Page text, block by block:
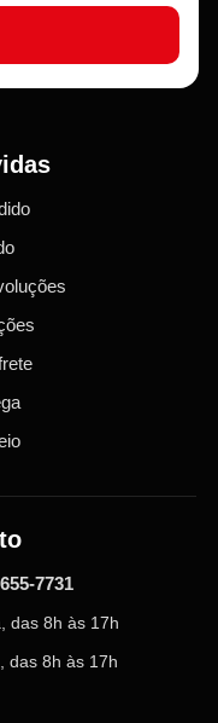
7731
das 8h às 17h
das 8h às 17h